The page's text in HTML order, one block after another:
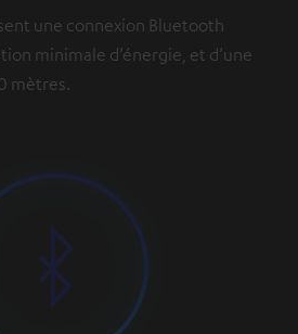
une connexion Bluetooth
minimale d’énergie, et d’une
mètres.